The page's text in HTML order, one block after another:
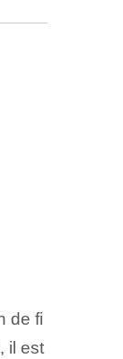
de fi
il est